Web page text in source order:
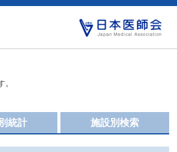
施設別検索
統計